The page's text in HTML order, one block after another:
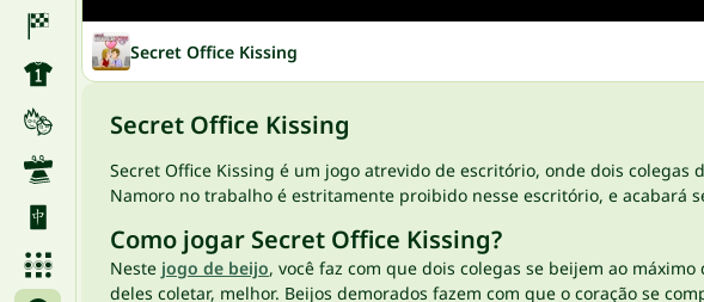
Secret Office Kissing
Secret Office Kissing
Secret Office Kissing é um jogo atrevido de escritório, onde dois
Namoro no trabalho é estritamente proibido nesse escritório, e acabará
Como jogar Secret Office Kissing?
Neste jogo de beijo, você faz com que dois colegas se beijem ao
deles coletar, melhor. Beijos demorados fazem com que o coração se